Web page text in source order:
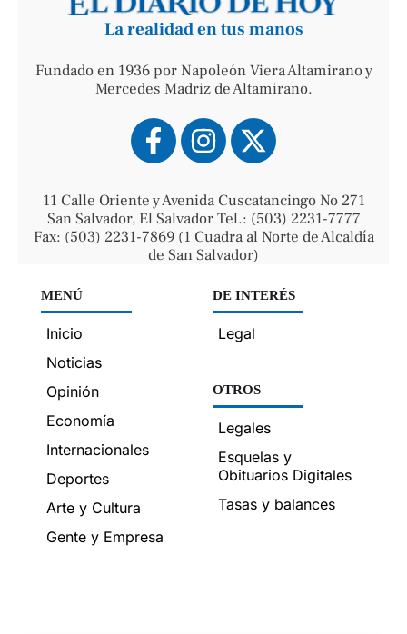
La realidad en tus manos
Fundado en 1936 por Napoleón Viera Altamirano y
Mercedes Madriz de Altamirano.
11 Calle Oriente y Avenida Cuscatancingo No 271
San Salvador, El Salvador Tel.: (503) 2231-7777
Fax: (503) 2231-7869 (1 Cuadra al Norte de Alcaldía
de San Salvador)
MENÚ
Inicio
Noticias
Opinión
Economía
Internacionales
Deportes
Arte y Cultura
Gente y Empresa
DE INTERÉS
Legal
OTROS
Legales
Esquelas y
Obituarios Digitales
Tasas y balances